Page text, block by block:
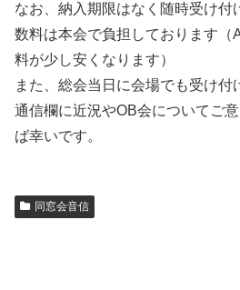
なお、納入期限はなく随時受け付
数料は本会で負担しております（
料が少し安くなります）
また、総会当日に会場でも受け付
通信欄に近況やOB会についてご
ば幸いです。
同窓会音信